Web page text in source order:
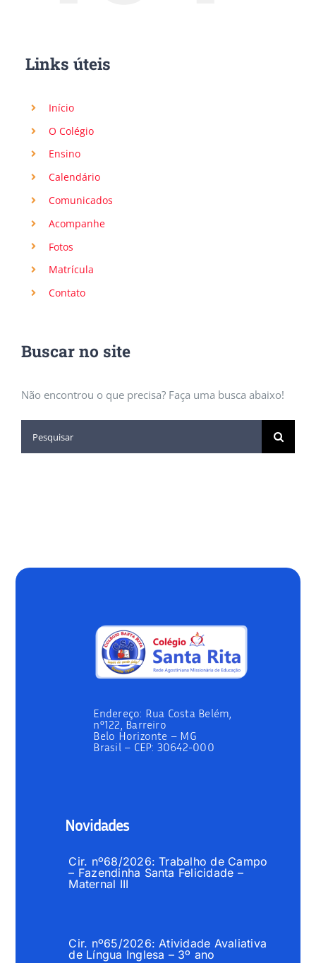
Links úteis
Início
O Colégio
Ensino
Calendário
Comunicados
Acompanhe
Fotos
Matrícula
Contato
Buscar no site
Não encontrou o que precisa? Faça uma busca abaixo!
Endereço: Rua Costa Belém,
nº122, Barreiro
Belo Horizonte – MG
Brasil – CEP: 30642-000
Novidades
Cir. nº68/2026: Trabalho de Campo
– Fazendinha Santa Felicidade –
Maternal III
Cir. nº65/2026: Atividade Avaliativa
de Língua Inglesa – 3º ano